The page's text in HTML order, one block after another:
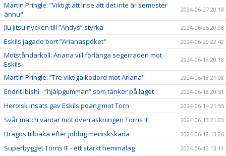
Martin Pringle: ”Viktigt att inse att det inte är semester
ännu"
2024-06-27 20:18
Jiu jitsu nycken till ”Andys” styrka 2024-06-25 20:08
Eskils jagade bort ”Arianaspöket" 2024-06-20 22:42
Motståndarkoll: Ariana vill förlänga segerraden mot
Eskils
2024-06-19 20:18
Martin Pringle: ”Tre viktiga kodord mot Ariana" 2024-06-18 21:08
Endrit Ibishi - ”hjälpgumman” som tänker på laget 2024-06-18 20:51
Heroisk insats gav Eskils poäng mot Torn 2024-06-14 21:55
Svår match väntar mot överraskningen Torns IF 2024-06-13 21:23
Dragos tillbaka efter jobbig meniskskada 2024-06-12 13:26
Superbygget Torns IF - ett starkt hemmalag 2024-06-12 13:11